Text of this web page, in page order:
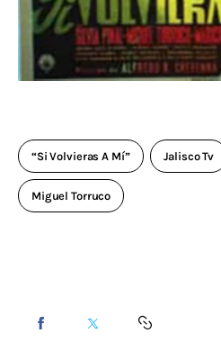
“Si Volvieras A Mí” Jalisco Tv
Miguel Torruco